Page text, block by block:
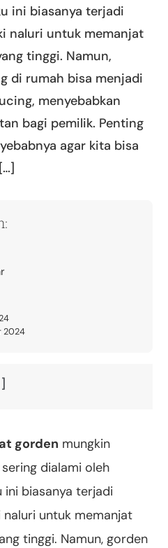
ini biasanya terjadi
naluri untuk memanjat
tinggi. Namun,
di rumah bisa menjadi
menyebabkan
bagi pemilik. Penting
agar kita bisa
2024
gorden mungkin
dialami oleh
ini biasanya terjadi
untuk memanjat
tinggi. Namun, gorden